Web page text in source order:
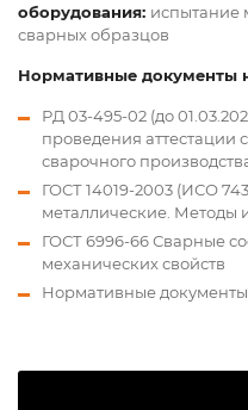
оборудования: испытание
сварных образцов
Нормативные документы
РД 03-495-02 (до
проведения аттестации
сварочного
ГОСТ 14019-2003 (ИСО
металлические. Методы
ГОСТ 6996-66 Сварные
механических свойств
Нормативные